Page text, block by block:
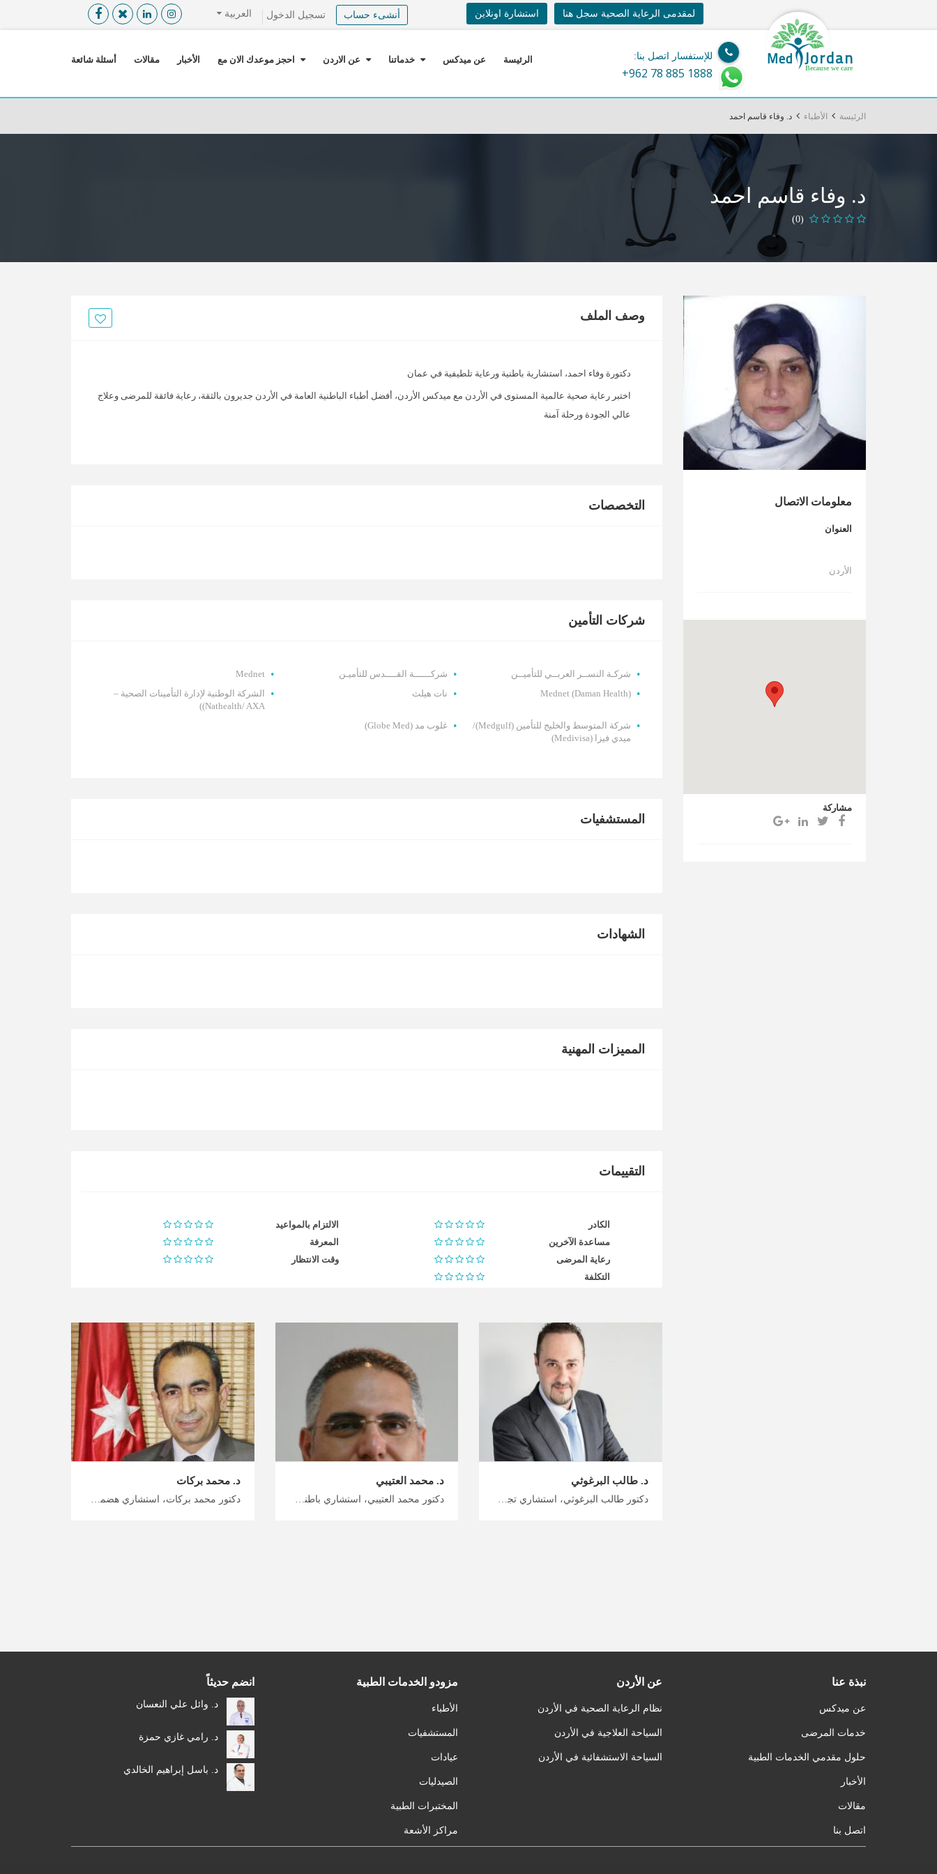
القائمة X
العربية تسجيل الدخول استشارة اونلاين لمقدمى الرعاية الصحية سجل هنا أنشىء حساب
Med Jordan
Because we care
للإستفسار اتصل بنا:
+962 78 885 1888
الرئيسة عن ميدكس خدماتنا عن الاردن احجز موعدك الان مع الأخبار مقالات أسئلة شائعة
الرئيسة الأطباء د. وفاء قاسم احمد
د. وفاء قاسم احمد
(0)
معلومات الاتصال
العنوان
الأردن
مشاركة
وصف الملف
دكتورة وفاء احمد، استشارية باطنية ورعاية تلطيفية في عمان
اختبر رعاية صحية عالمية المستوى في الأردن مع ميدكس الأردن، أفضل أطباء الباطنية العامة في الأردن جديرون بالثقة، رعاية فائقة للمرضى وعلاج
عالي الجودة ورحلة آمنة
التخصصات
شركات التأمين
شركـة النســر العربــي للتأميــن شركــــــة القــــدس للتأميـن
Mednet
Mednet (Daman Health)
نات هيلث
الشركة الوطنية لإدارة التأمينات الصحية –
Nathealth/ AXA))
شركة المتوسط والخليج للتأمين (Medgulf)/
ميدي فيزا (Medivisa)
غلوب مد (Globe Med)
المستشفيات
الشهادات
المميزات المهنية
التقييمات
الكادر
الالتزام بالمواعيد
مساعدة الآخرين
المعرفة
رعاية المرضى
وقت الانتظار
التكلفة
د. طالب البرغوثي
دكتور طالب البرغوثي، استشاري تجميل وليزر وزراعة شعر في عمان اختر من بين مجموعة متنوعة من العلاجات في الأردن معنا، اكتشف خيارات الجراحة التجميلية في الأردن من قبل أمهر الأطباء الأردنيين، خطط لرحلتك العلاجية مع ميدكس
د. محمد العتيبي
دكتور محمد العتيبي، استشاري باطنية عامة في عمان وفر من تكلفة العلاج في الأردن مع ميدكس الأردن، نهج متعدد التخصصات لتشخيص وعلاج مختلف اضطرابات الطب الباطني، ابدأ رحلة علاجك الآن مع ميدكس
د. محمد بركات
دكتور محمد بركات، استشاري هضمية وكبد في عمان ابدأ رحلتك العلاجية إلى الأردن مع ميدكس الأردن، أطباء الجهاز الهضمي في الأردن للتشخيص والعلاج المتقدم، اختر أفضل طبيب هضمية في الأردن وابدأ رحلتك العلاجية معنا
نبذة عنا
عن ميدكس
خدمات المرضى
حلول مقدمي الخدمات الطبية
الأخبار
مقالات
اتصل بنا
عن الأردن
نظام الرعاية الصحية في الأردن
السياحة العلاجية في الأردن
السياحة الاستشفائية في الأردن
مزودو الخدمات الطبية
الأطباء
المستشفيات
عيادات
الصيدليات
المختبرات الطبية
مراكز الأشعة
انضم حديثاً
د. وائل علي النعسان
د. رامي غازي حمزة
د. باسل إبراهيم الخالدي